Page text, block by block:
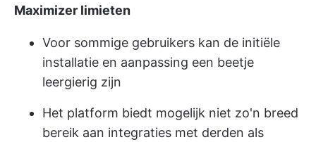
Maximizer limieten
Voor sommige gebruikers kan de initiële
installatie en aanpassing een beetje
leergierig zijn
Het platform biedt mogelijk niet zo'n breed
bereik aan integraties met derden als